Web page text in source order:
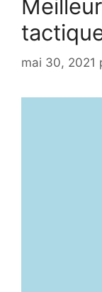
mai 30, 2021